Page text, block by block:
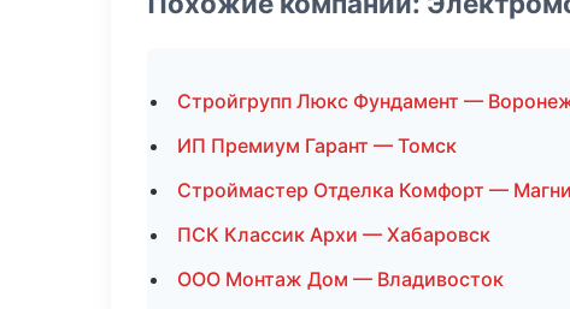
Стройгрупп Люкс Фундамент —
ИП Премиум Гарант — Томск
Строймастер Отделка Комфорт —
ПСК Классик Архи — Хабаровск
ООО Монтаж Дом — Владивосток